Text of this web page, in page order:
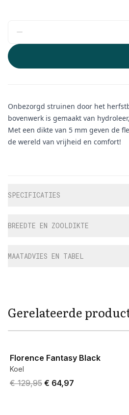
Onbezorgd struinen door het
bovenwerk is gemaakt van
Met een dikte van 5 mm geven de
de wereld van vrijheid en comfort!
SPECIFICATIES
BREEDTE EN ZOOLDIKTE
MAATADVIES EN TABEL
Gerelateerde
Florence Fantasy Black
Koel
Original price was € 129,95.
€ 129,95 Current price is €
€ 64,97